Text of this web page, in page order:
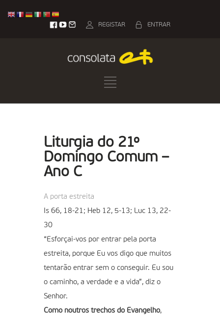
ENTRAR
REGISTAR
Liturgia do 21º
Domingo Comum –
Ano C
A porta estreita
Is 66, 18-21; Heb 12, 5-13; Luc 13, 22-
30
“Esforçai-vos por entrar pela porta
estreita, porque Eu vos digo que muitos
tentarão entrar sem o conseguir. Eu sou
o caminho, a verdade e a vida”, diz o
Senhor.
Como noutros trechos do Evangelho,